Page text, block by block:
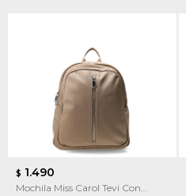
$ 1.490
Mochila Miss Carol Tevi Con